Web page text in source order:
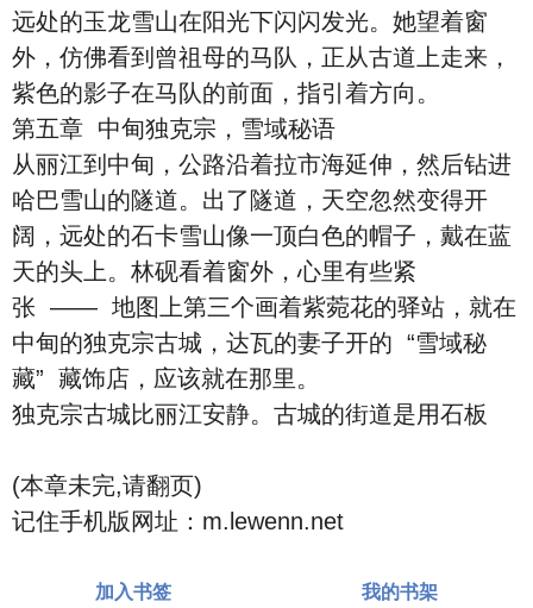
远处的玉龙雪山在阳光下闪闪发光。她望着窗
外，仿佛看到曾祖母的马队，正从古道上走来，
紫色的影子在马队的前面，指引着方向。
第五章 中甸独克宗，雪域秘语
从丽江到中甸，公路沿着拉市海延伸，然后钻进
哈巴雪山的隧道。出了隧道，天空忽然变得开
阔，远处的石卡雪山像一顶白色的帽子，戴在蓝
天的头上。林砚看着窗外，心里有些紧
张 —— 地图上第三个画着紫菀花的驿站，就在
中甸的独克宗古城，达瓦的妻子开的 “雪域秘
藏” 藏饰店，应该就在那里。
独克宗古城比丽江安静。古城的街道是用石板
(本章未完,请翻页)
记住手机版网址：m.lewenn.net
加入书签 我的书架